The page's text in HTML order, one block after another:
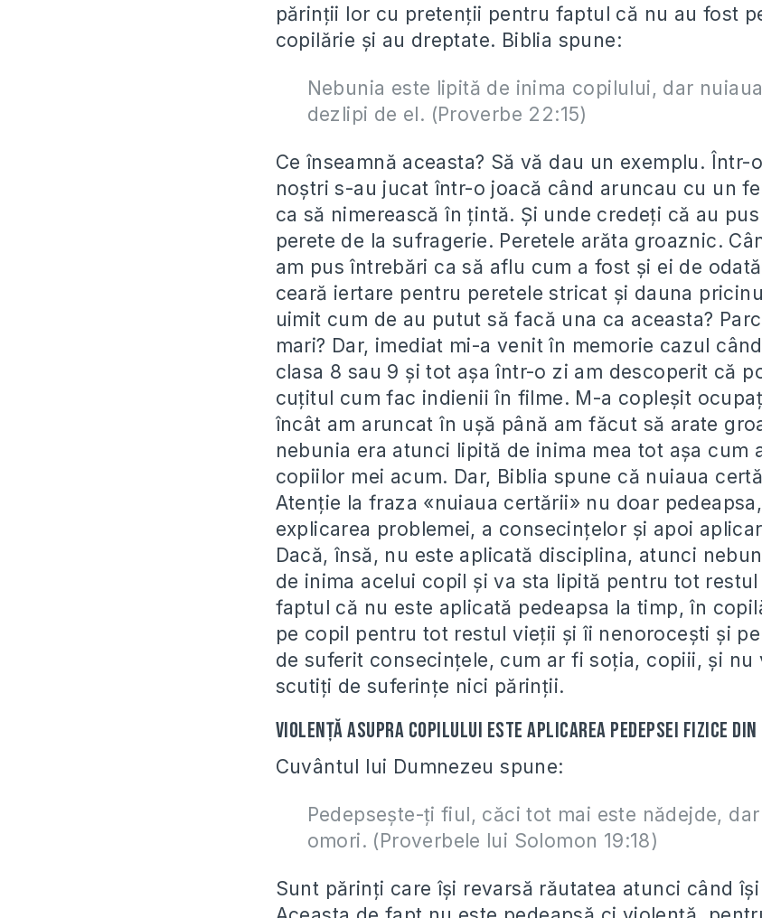
părinţii lor cu pretenţii pentru faptul că nu au fost
copilărie şi au dreptate. Biblia spune:
Nebunia este lipită de inima copilului, dar
dezlipi de el. (Proverbe 22:15)
Ce înseamnă aceasta? Să vă dau un exemplu. Într-
noştri s-au jucat într-o joacă când aruncau cu un
ca să nimerească în ţintă. Şi unde credeţi că au
perete de la sufragerie. Peretele arăta groaznic.
am pus întrebări ca să aflu cum a fost şi ei de
ceară iertare pentru peretele stricat şi dauna
uimit cum de au putut să facă una ca aceasta?
mari? Dar, imediat mi-a venit în memorie cazul
clasa 8 sau 9 şi tot aşa într-o zi am descoperit că
cuţitul cum fac indienii în filme. M-a copleşit
încât am aruncat în uşă până am făcut să arate
nebunia era atunci lipită de inima mea tot aşa cum
copiilor mei acum. Dar, Biblia spune că nuiaua
Atenţie la fraza «nuiaua certării» nu doar
explicarea problemei, a consecinţelor şi apoi
Dacă, însă, nu este aplicată disciplina, atunci
de inima acelui copil şi va sta lipită pentru tot
faptul că nu este aplicată pedeapsa la timp, în
pe copil pentru tot restul vieţii şi îi nenoroceşti şi
de suferit consecinţele, cum ar fi soţia, copiii, şi nu
scutiţi de suferinţe nici părinţii.
Violenţă asupra copilului este aplicarea pedepsei fizice
Cuvântul lui Dumnezeu spune:
Pedepseşte-ţi fiul, căci tot mai este nădejde,
omori. (Proverbele lui Solomon 19:18)
Sunt părinţi care îşi revarsă răutatea atunci când